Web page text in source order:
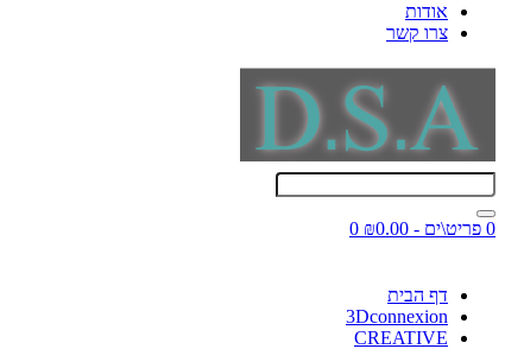
אודות
צרו קשר
0 פריט\ים - ₪0.00 0
דף הבית
3Dconnexion
CREATIVE